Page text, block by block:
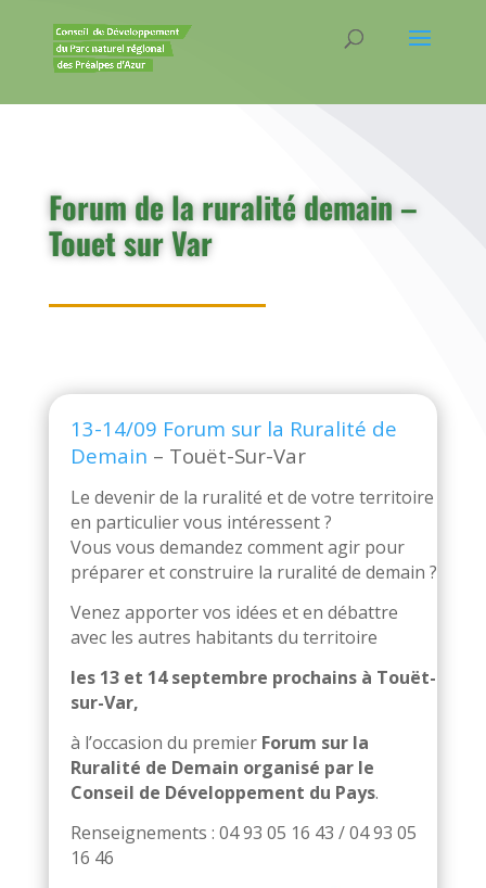
Forum de la ruralité demain –
Touet sur Var
13-14/09 Forum sur la Ruralité de
Demain – Touët-Sur-Var
Le devenir de la ruralité et de votre territoire
en particulier vous intéressent ?
Vous vous demandez comment agir pour
préparer et construire la ruralité de demain ?
Venez apporter vos idées et en débattre
avec les autres habitants du territoire
les 13 et 14 septembre prochains à Touët-
sur-Var,
à l’occasion du premier Forum sur la
Ruralité de Demain organisé par le
Conseil de Développement du Pays.
Renseignements : 04 93 05 16 43 / 04 93 05
16 46